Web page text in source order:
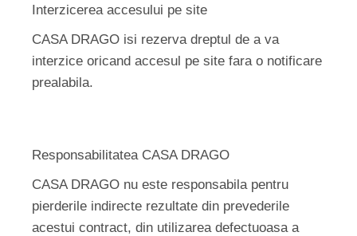
Interzicerea accesului pe site
CASA DRAGO isi rezerva dreptul de a va
interzice oricand accesul pe site fara o notificare
prealabila.
Responsabilitatea CASA DRAGO
CASA DRAGO nu este responsabila pentru
pierderile indirecte rezultate din prevederile
acestui contract, din utilizarea defectuoasa a